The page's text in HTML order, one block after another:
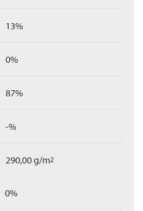
13%
0%
87%
-%
290,00 g/m2
0%